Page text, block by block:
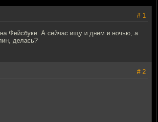
# 1
Фейсбуке. А сейчас ищу и днем и ночью, а
делась?
# 2